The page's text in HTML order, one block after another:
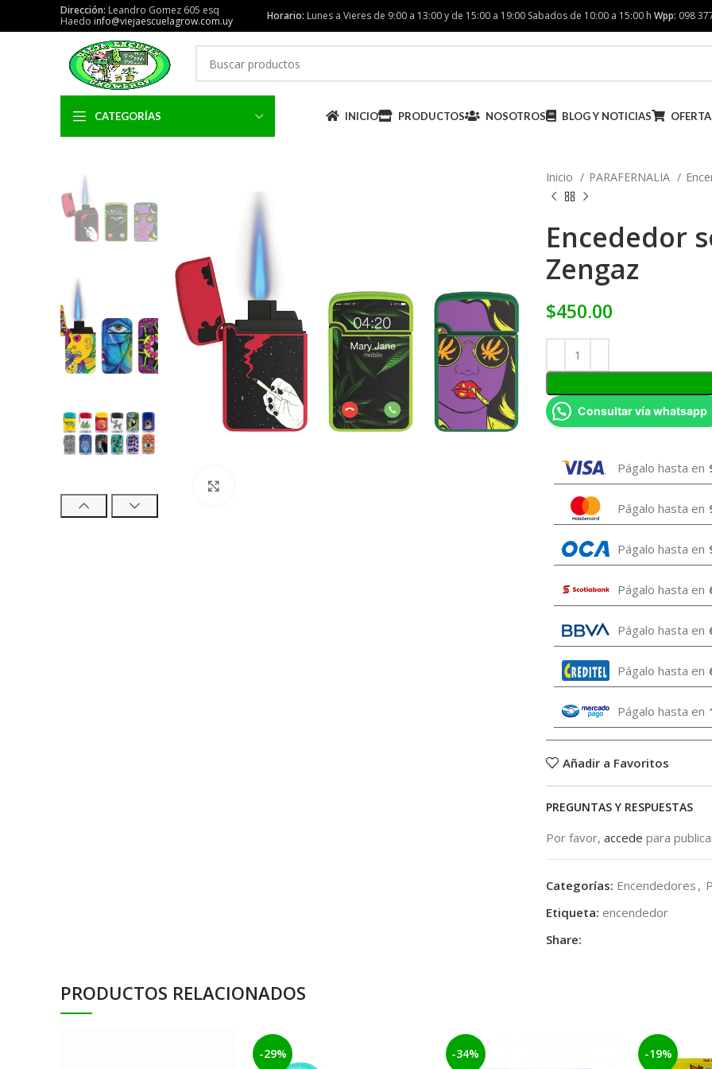
Dirección: Leandro Gomez 605 esq
Haedo info@viejaescuelagrow.com.uy Horario: Lunes a Vieres de 9:00 a 13:00 y de 15:00 a 19:00 Sabados de 10:00 a 15:00 h Wpp: 098
CATEGORÍAS INICIO PRODUCTOS NOSOTROS BLOG Y NOTICIAS
Inicio PARAFERNALIA
Encededor
Zengaz
$450.00
Consultar vía whatsapp
Págalo hasta en
Págalo hasta en
Págalo hasta en
Págalo hasta en
Págalo hasta en
Págalo hasta en
Págalo hasta en
Añadir a Favoritos
PREGUNTAS Y RESPUESTAS
Por favor, accede para
Categorías: Encendedores ,
Etiqueta: encendedor
Share:
PRODUCTOS RELACIONADOS
-29% -34% -19%